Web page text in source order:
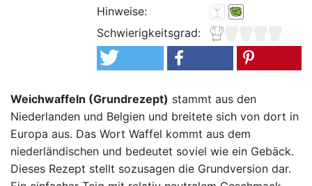
Hinweise:
Schwierigkeitsgrad:
Weichwaffeln (Grundrezept) stammt aus den
Niederlanden und Belgien und breitete sich von dort in
Europa aus. Das Wort Waffel kommt aus dem
niederländischen und bedeutet soviel wie ein Gebäck.
Dieses Rezept stellt sozusagen die Grundversion dar.